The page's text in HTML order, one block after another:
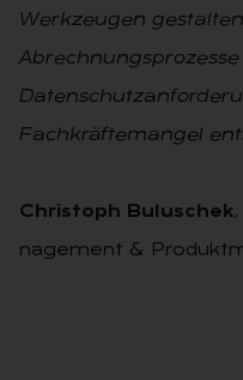
Werkzeugen
Fach­kräftemangel
Christoph Buluschek
nagement &